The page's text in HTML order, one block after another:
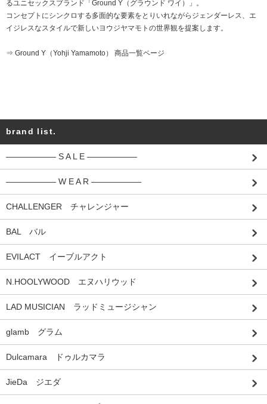
るユニセックスブランド「Ground Y（グラウンド ワイ）」。
コンセプトにシンクロする多面的な要素をとりいれながらジェンダーレス、エ
イジレスなスタイルで新しいヨウジヤマモトの世界観を提案します。
⇒ Ground Y（Yohji Yamamoto） 商品一覧ページ
brand list.
―――――― S A L E ――――――
―――――― W E A R ――――――
CHALLENGER チャレンジャー
BAL バル
EVILACT イーブルアクト
N.HOOLYWOOD エヌハリウッド
LAD MUSICIAN ラッドミュージシャン
glamb グラム
Dulcamara ドゥルカマラ
JieDa ジエダ